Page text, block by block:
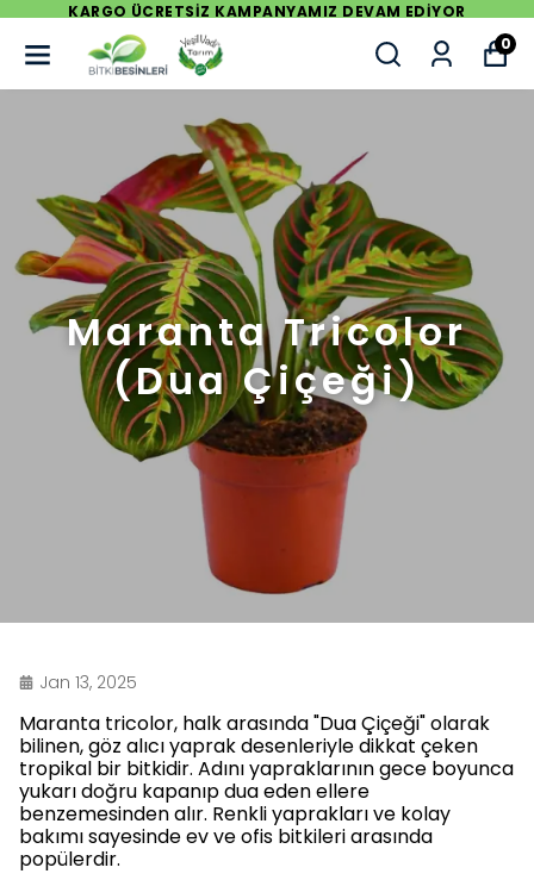
EDİYOR
KARGO ÜCRETSİZ KAMPANYAMIZ
0
Maranta Tricolor
(Dua Çiçeği)
Jan 13, 2025
Maranta tricolor, halk arasında "Dua Çiçeği" olarak
bilinen, göz alıcı yaprak desenleriyle dikkat çeken
tropikal bir bitkidir. Adını yapraklarının gece boyunca
yukarı doğru kapanıp dua eden ellere
benzemesinden alır. Renkli yaprakları ve kolay
bakımı sayesinde ev ve ofis bitkileri arasında
popülerdir.